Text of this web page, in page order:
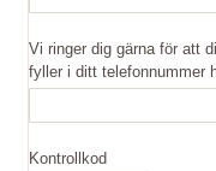
Vi ringer dig gärna för att
fyller i ditt telefonnummer
Kontrollkod